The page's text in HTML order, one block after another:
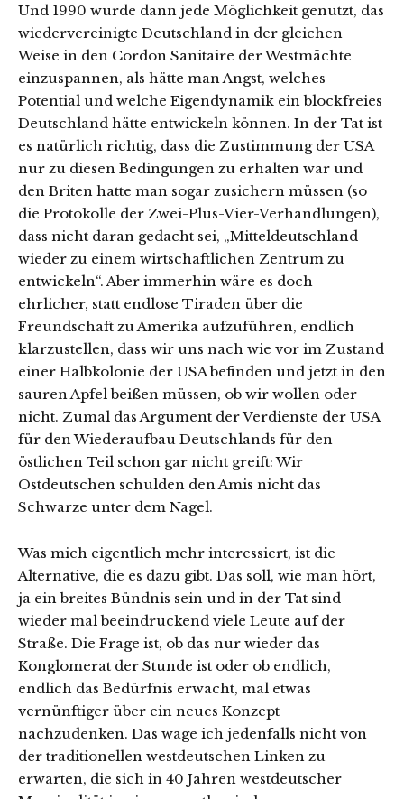
Und 1990 wurde dann jede Möglichkeit genutzt, das
wiedervereinigte Deutschland in der gleichen
Weise in den Cordon Sanitaire der Westmächte
einzuspannen, als hätte man Angst, welches
Potential und welche Eigendynamik ein blockfreies
Deutschland hätte entwickeln können. In der Tat ist
es natürlich richtig, dass die Zustimmung der USA
nur zu diesen Bedingungen zu erhalten war und
den Briten hatte man sogar zusichern müssen (so
die Protokolle der Zwei-Plus-Vier-Verhandlungen),
dass nicht daran gedacht sei, „Mitteldeutschland
wieder zu einem wirtschaftlichen Zentrum zu
entwickeln“. Aber immerhin wäre es doch
ehrlicher, statt endlose Tiraden über die
Freundschaft zu Amerika aufzuführen, endlich
klarzustellen, dass wir uns nach wie vor im Zustand
einer Halbkolonie der USA befinden und jetzt in den
sauren Apfel beißen müssen, ob wir wollen oder
nicht. Zumal das Argument der Verdienste der USA
für den Wiederaufbau Deutschlands für den
östlichen Teil schon gar nicht greift: Wir
Ostdeutschen schulden den Amis nicht das
Schwarze unter dem Nagel.
Was mich eigentlich mehr interessiert, ist die
Alternative, die es dazu gibt. Das soll, wie man hört,
ja ein breites Bündnis sein und in der Tat sind
wieder mal beeindruckend viele Leute auf der
Straße. Die Frage ist, ob das nur wieder das
Konglomerat der Stunde ist oder ob endlich,
endlich das Bedürfnis erwacht, mal etwas
vernünftiger über ein neues Konzept
nachzudenken. Das wage ich jedenfalls nicht von
der traditionellen westdeutschen Linken zu
erwarten, die sich in 40 Jahren westdeutscher